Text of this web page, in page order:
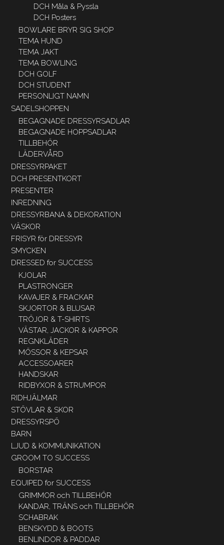
DCH Måla & Pyssla
DCH Posters
BOWLARE BRYR SIG SHOP
TEMA HUND
TEMA JAKT
TEMA BOWLING
DCH GOLF
DCH STUDENT
PERSONLIGT NAMN
SADELSHOPPEN
BEGAGNADE DRESSYRSADLAR
BEGAGNADE HOPPSADLAR
TILLBEHÖR
LÄDERVÅRD
DRESSYRPAKET
DCH PRESENTKORT
PRESENTER
INREDNING
DRESSYRBANA & DEKORATION
VÄSKOR
FRISYR för DRESSYR
SMYCKEN
DRESSED for SUCCESS
KJOLAR
PLASTRONGER
KAVAJER & FRACKAR
SKJORTOR & BLUSAR
TRÖJOR & T-SHIRTS
VÄSTAR, JACKOR & KAPPOR
REGNKLÄDER
MÖSSOR & KEPSAR
ACCESSOARER
HANDSKAR
RIDBYXOR & STRUMPOR
RIDHJÄLMAR
STÖVLAR & SKOR
DRESSYRSPÖ
BARN
LJUD & KOMMUNIKATION
GROOM TO SUCCESS
BORSTAR
EQUIPED for SUCCESS
GRIMMOR och TILLBEHÖR
KANDAR, TRÄNS och TILLBEHÖR
SCHABRAK
BENSKYDD & BOOTS
BENLINDOR & PADDAR